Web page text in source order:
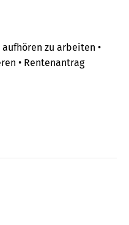
zu arbeiten •
• Rentenantrag